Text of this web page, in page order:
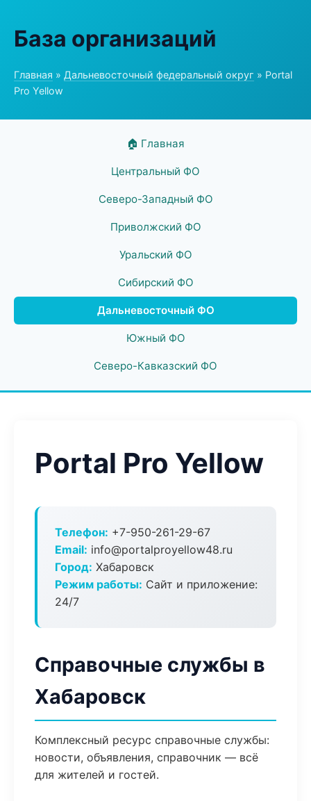
База организаций
Главная » Дальневосточный федеральный округ » Portal
Pro Yellow
🏠 Главная
Центральный ФО
Северо-Западный ФО
Приволжский ФО
Уральский ФО
Сибирский ФО
Дальневосточный ФО
Южный ФО
Северо-Кавказский ФО
Portal Pro Yellow
Телефон: +7-950-261-29-67
Email: info@portalproyellow48.ru
Город: Хабаровск
Режим работы: Сайт и приложение:
24/7
Справочные службы в
Хабаровск
Комплексный ресурс справочные службы:
новости, объявления, справочник — всё
для жителей и гостей.